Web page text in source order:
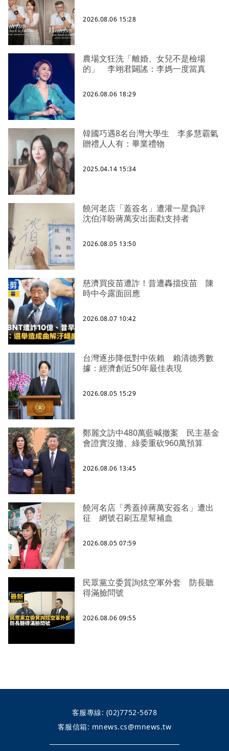
2026.08.06 15:28
農場文狂洗「離婚、女兒不是檢場
的」 李翊君闢謠：李媽一度當真
2026.08.06 18:29
韓國巧遇8名台灣大學生 李多慧霸氣
贈禮人人有：畢業禮物
2025.04.14 15:34
饒河老店「蓋簽名」遭灌一星負評
沈伯洋盼蔣萬安出面勸支持者
2026.08.05 13:50
慈濟買疫苗遭詐！昔遭轟擋疫苗 陳
時中今露面回應
2026.08.07 10:42
台灣逐步降低對中依賴 賴清德秀數
據：經濟創近50年最佳表現
2026.08.05 15:29
鄭麗文訪中480萬藍喊撤案 民主基金
會證實沒撤、綠委重砍960萬預算
2026.08.06 13:45
饒河名店「秀蓋掉蔣萬安簽名」遭出
征 網號召刷五星幫補血
2026.08.05 07:59
民眾黨立委質詢炫空軍外套 防長聽
得滿臉問號
2026.08.06 09:55
客服專線: (02)7752-5678
客服信箱: mnews.cs@mnews.tw